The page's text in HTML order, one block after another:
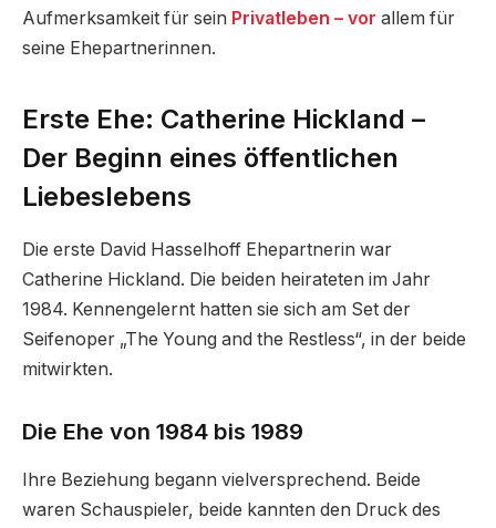
Aufmerksamkeit für sein Privatleben – vor allem für
seine Ehepartnerinnen.
Erste Ehe: Catherine Hickland –
Der Beginn eines öffentlichen
Liebeslebens
Die erste David Hasselhoff Ehepartnerin war
Catherine Hickland. Die beiden heirateten im Jahr
1984. Kennengelernt hatten sie sich am Set der
Seifenoper „The Young and the Restless“, in der beide
mitwirkten.
Die Ehe von 1984 bis 1989
Ihre Beziehung begann vielversprechend. Beide
waren Schauspieler, beide kannten den Druck des